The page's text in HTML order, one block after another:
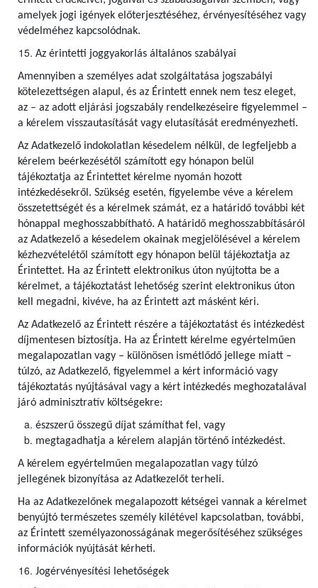
amelyek jogi igények előterjesztéséhez, érvényesítéséhez vagy
védelméhez kapcsolódnak.
Az érintetti joggyakorlás általános szabályai
Amennyiben a személyes adat szolgáltatása jogszabályi
kötelezettségen alapul, és az Érintett ennek nem tesz eleget,
az – az adott eljárási jogszabály rendelkezéseire figyelemmel –
a kérelem visszautasítását vagy elutasítását eredményezheti.
Az Adatkezelő indokolatlan késedelem nélkül, de legfeljebb a
kérelem beérkezésétől számított egy hónapon belül
tájékoztatja az Érintettet kérelme nyomán hozott
intézkedésekről. Szükség esetén, figyelembe véve a kérelem
összetettségét és a kérelmek számát, ez a határidő további két
hónappal meghosszabbítható. A határidő meghosszabbításáról
az Adatkezelő a késedelem okainak megjelölésével a kérelem
kézhezvételétől számított egy hónapon belül tájékoztatja az
Érintettet. Ha az Érintett elektronikus úton nyújtotta be a
kérelmet, a tájékoztatást lehetőség szerint elektronikus úton
kell megadni, kivéve, ha az Érintett azt másként kéri.
Az Adatkezelő az Érintett részére a tájékoztatást és intézkedést
díjmentesen biztosítja. Ha az Érintett kérelme egyértelműen
megalapozatlan vagy – különösen ismétlődő jellege miatt –
túlzó, az Adatkezelő, figyelemmel a kért információ vagy
tájékoztatás nyújtásával vagy a kért intézkedés meghozatalával
járó adminisztratív költségekre:
észszerű összegű díjat számíthat fel, vagy
megtagadhatja a kérelem alapján történő intézkedést.
A kérelem egyértelműen megalapozatlan vagy túlzó
jellegének bizonyítása az Adatkezelőt terheli.
Ha az Adatkezelőnek megalapozott kétségei vannak a kérelmet
benyújtó természetes személy kilétével kapcsolatban, további,
az Érintett személyazonosságának megerősítéséhez szükséges
információk nyújtását kérheti.
Jogérvényesítési lehetőségek